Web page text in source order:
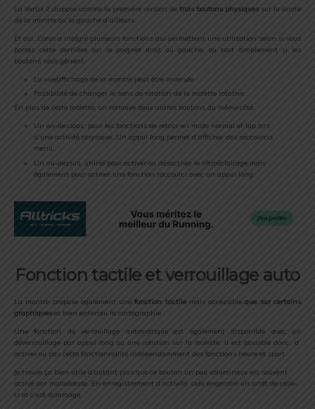
La Vertix 2 dispose comme la première version de trois boutons physiques sur la droite
de la montre ou la gauche d’ailleurs.
Et oui, Coros a intégré plusieurs fonctions qui permettent une utilisation selon si vous
portez cette dernière sur le poignet droit ou gauche, ou tout simplement si les
boutons vous gênent.
La vue/affichage de la montre peut être inversée
Possibilité de changer le sens de rotation de la molette rotative.
En plus de cette molette, on retrouve deux autres boutons du même côté.
Un en-dessous, pour les fonctions de retour en mode normal et lap lors
d’une activité physique. Un appui long permet d’afficher des raccourcis
menu.
Un au-dessus, utilisé pour activer ou désactiver le rétroéclairage mais
également pour activer une fonction raccourci avec un appui long.
Fonction tactile et verrouillage auto
La montre propose également unefonction tactilemais accessibleque sur certains
graphiques et bien entendu la cartographie.
Une fonction de verrouillage automatique est également disponible avec un
déverrouillage par appui long ou une rotation sur la molette. Il est possible donc, d’
activer ou pas cette fonctionnalité indépendamment des fonctions heure et sport.
Je trouve ça bien utile d’autant plus que ce bouton un peu volumineux est souvent
activé par maladresse. En enregistrement d’activité, cela engendre un arrêt de celle-
ci et c’est dommage.